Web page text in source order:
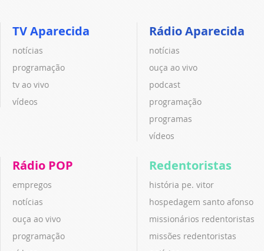
TV Aparecida
notícias
programação
tv ao vivo
vídeos
Rádio Aparecida
notícias
ouça ao vivo
podcast
programação
programas
vídeos
Rádio POP
empregos
notícias
ouça ao vivo
programação
Redentoristas
história pe. vitor
hospedagem santo afonso
missionários redentoristas
missões redentoristas